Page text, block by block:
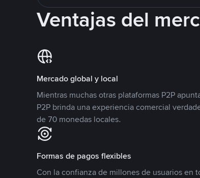
Ventajas del
Mercado global y local
Mientras muchas otras plataformas P2P
P2P brinda una experiencia comercial
de 70 monedas locales.
Formas de pagos flexibles
Con la confianza de millones de usuarios en